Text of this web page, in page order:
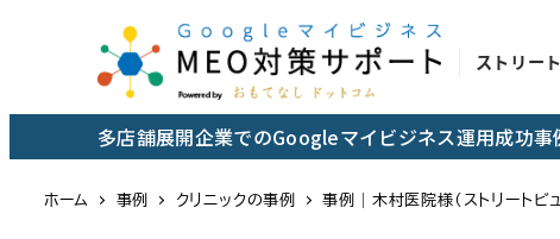
ン
ストリー
多店舗展開企業でのGoogleマイビジネス運用成功
ホーム 事例 クリニックの事例 事例｜木村医院様（ストリートビ